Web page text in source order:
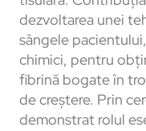
dezvoltarea unei
sângele
chimici, pentru
fibrină bogate în
de creștere. Prin
demonstrat rolul